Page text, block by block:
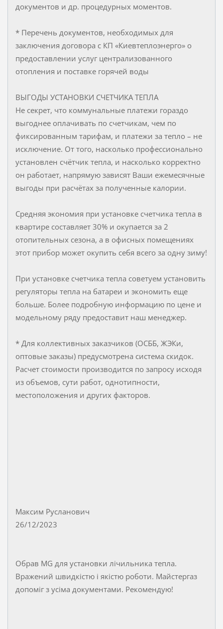
документов и др. процедурных моментов.
* Перечень документов, необходимых для
заключения договора с КП «Киевтеплоэнерго» о
предоставлении услуг централизованного
отопления и поставке горячей воды
ВЫГОДЫ УСТАНОВКИ СЧЕТЧИКА ТЕПЛА
Не секрет, что коммунальные платежи гораздо
выгоднее оплачивать по счетчикам, чем по
фиксированным тарифам, и платежи за тепло – не
исключение. От того, насколько профессионально
установлен счётчик тепла, и насколько корректно
он работает, напрямую зависят Ваши ежемесячные
выгоды при расчётах за полученные калории.
Средняя экономия при установке счетчика тепла в
квартире составляет 30% и окупается за 2
отопительных сезона, а в офисных помещениях
этот прибор может окупить себя всего за одну зиму!
При установке счетчика тепла советуем установить
регуляторы тепла на батареи и экономить еще
больше. Более подробную информацию по цене и
модельному ряду предоставит наш менеджер.
* Для коллективных заказчиков (ОСББ, ЖЭКи,
оптовые заказы) предусмотрена система скидок.
Расчет стоимости производится по запросу исходя
из объемов, сути работ, однотипности,
местоположения и других факторов.
Максим Русланович
26/12/2023
Обрав MG для установки лічильника тепла.
Вражений швидкістю і якістю роботи. Майстергаз
допоміг з усіма документами. Рекомендую!